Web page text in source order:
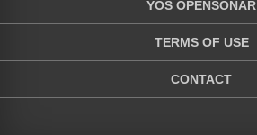
YOS OPENSONAR
TERMS OF USE
CONTACT